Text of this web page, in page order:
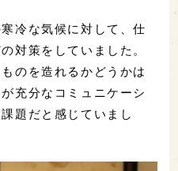
冷な気候に対して、仕
対策をしていました。
のを造れるかどうかは
充分なコミュニケーシ
題だと感じていまし